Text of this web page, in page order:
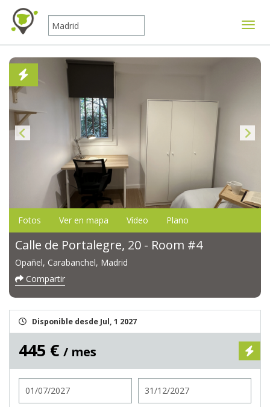
Fotos Ver en mapa Vídeo Plano
Calle de Portalegre, 20 - Room #4
Opañel, Carabanchel, Madrid
Compartir
Disponible desde Jul, 1 2027
445 € / mes